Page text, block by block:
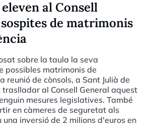
al Consell
de matrimonis
sobre la taula la seva
possibles matrimonis de
reunió de cònsols, a Sant Julià de
al Consell General aquest
mesures legislatives. També
en càmeres de seguretat als
una inversió de 2 milions d'euros en